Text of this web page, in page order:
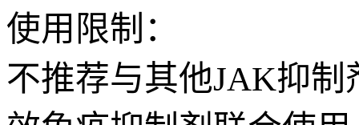
使用限制：
不推荐与其他JAK抑